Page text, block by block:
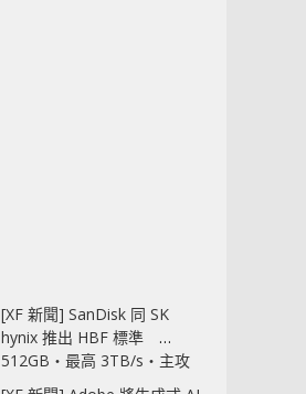
[XF 新聞] SanDisk 同 SK
hynix 推出 HBF 標準
512GB‧最高 3TB/s‧主攻
AI 記憶體